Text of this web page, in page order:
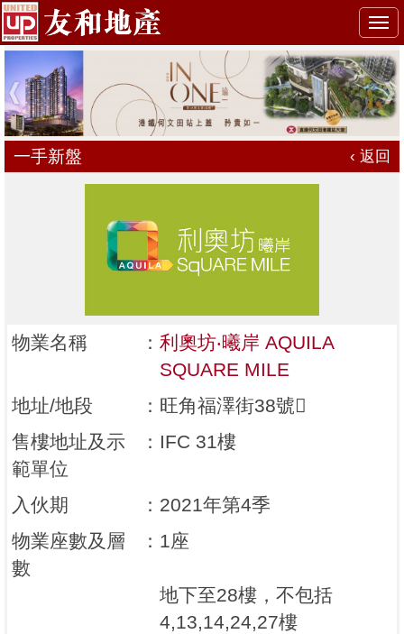
一手新盤 ‹ 返回
物業名稱 ： 利奧坊‧曦岸 AQUILA
SQUARE MILE
地址/地段
： 旺角福澤街38號
售樓地址及示
範單位
： IFC 31樓
入伙期 ： 2021年第4季
物業座數及層
數
： 1座
地下至28樓，不包括
4,13,14,24,27樓